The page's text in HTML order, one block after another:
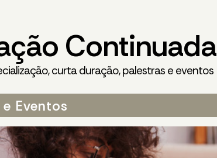
Continuada
curta duração, palestras e eventos
Eventos